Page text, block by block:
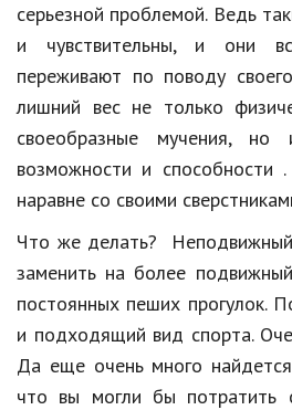
серьезной проблемой. Ведь
и чувствительны, и они
переживают по поводу
лишний вес не только
своеобразные мучения, но
возможности и способности
наравне со своими
Что же делать?
заменить на более
постоянных пеших прогулок.
и подходящий вид спорта.
Да еще очень много
что вы могли бы потратить